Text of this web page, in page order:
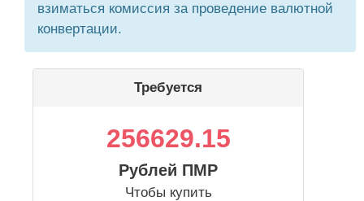
взиматься комиссия за проведение валютной
конвертации.
Требуется
256629.15
Рублей ПМР
Чтобы купить